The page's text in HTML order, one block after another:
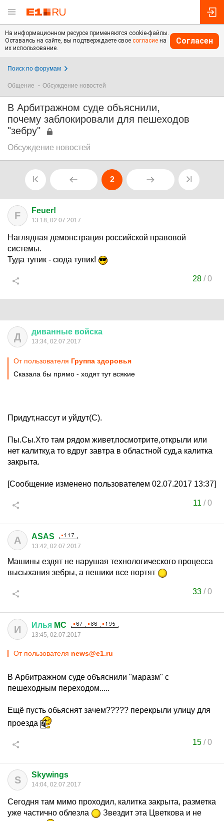
На информационном ресурсе применяются cookie-файлы.
Оставаясь на сайте, вы подтверждаете свое согласие на
их использование.
Согласен
Поиск по форумам
Общение Обсуждение новостей
В Арбитражном суде объяснили,
почему заблокировали для пешеходов
"зебру"
Обсуждение новостей
2
F Feuer!
13:18, 02.07.2017
Наглядная демонстрация российской правовой
системы.
Туда тупик - сюда тупик!
28 /0
Д диванные войска
13:34, 02.07.2017
От пользователя Группа здоровья
Сказала бы прямо - ходят тут всякие
Придут,нассут и уйдут(С).
Пы.Сы.Хто там рядом живет,посмотрите,открыли или
нет калитку,а то вдруг завтра в областной суд,а калитка
закрыта.
[Сообщение изменено пользователем 02.07.2017 13:37]
11 /0
A ASAS
13:42, 02.07.2017
Машины ездят не нарушая технологического процесса
высыхания зебры, а пешики все портят
33 /0
И Илья MC
13:45, 02.07.2017
От пользователя news@e1.ru
В Арбитражном суде объяснили "маразм" с
пешеходным переходом.....
Ещё пусть обьяснят зачем????? перекрыли улицу для
проезда
15 /0
S Skywings
14:04, 02.07.2017
Сегодня там мимо проходил, калитка закрыта, разметка
уже частично облезла
Звездит эта Цветкова и не